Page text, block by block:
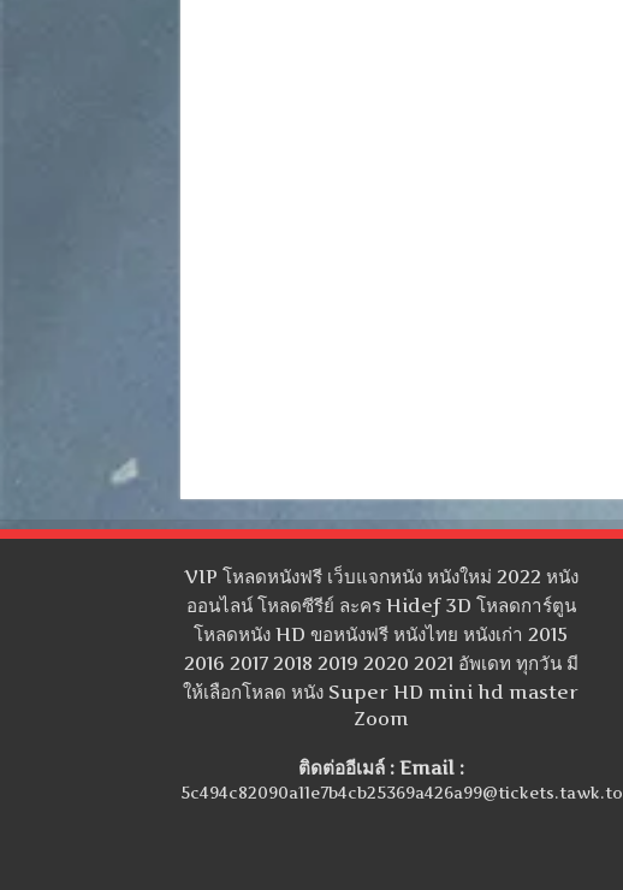
VIP โหลดหนังฟรี เว็บแจกหนัง หนังใหม่ 2022 หนัง
ออนไลน์ โหลดซีรีย์ ละคร Hidef 3D โหลดการ์ตูน
โหลดหนัง HD ขอหนังฟรี หนังไทย หนังเก่า 2015
2016 2017 2018 2019 2020 2021 อัพเดท ทุกวัน มี
ให้เลือกโหลด หนัง Super HD mini hd master
Zoom
ติดต่ออีเมล์ : Email :
5c494c82090a11e7b4cb25369a426a99@tickets.tawk.to